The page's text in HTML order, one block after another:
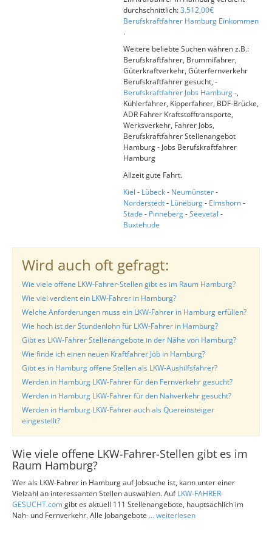
durchschnittlich:3.512,00€
Berufskraftfahrer Hamburg Einkommen
.
Weitere beliebte Suchen währen z.B.:
Berufskraftfahrer, Brummifahrer,
Güterkraftverkehr, Güterfernverkehr
Berufskraftfahrer gesucht, -
Berufskraftfahrer Jobs Hamburg-,
Kühlerfahrer, Kipperfahrer, BDF-Brücke,
ADR Fahrer Kraftstofftransporte,
Werksverkehr, Fahrer Jobs,
Berufskraftfahrer Stellenangebot
Hamburg - Jobs Berufskraftfahrer
Hamburg
Allzeit gute Fahrt.
Kiel - Lübeck- Neumünster-
Norderstedt- Lüneburg- Elmshorn-
Stade - Pinneberg-Seevetal -
Buxtehude
Wird auch oft gefragt:
Wie viele offene LKW-Fahrer-Stellen gibt es im Raum Hamburg?
Wie viel verdient ein LKW-Fahrer in Hamburg?
Welche Anforderungen muss ein LKW-Fahrer in Hamburg erfüllen?
Wie hoch ist der Stundenlohn für LKW-Fahrer in Hamburg?
Gibt es LKW-Fahrer Stellenangebote in der Nähe von Hamburg?
Wie finde ich einen neuen Kraftfahrer Job in Hamburg?
Gibt es in Hamburg offene Stellen als LKW-Aushilfsfahrer?
Werden in Hamburg LKW-Fahrer für den Fernverkehr gesucht?
Werden in Hamburg LKW-Fahrer für den Nahverkehr gesucht?
Werden in Hamburg LKW-Fahrer auch als Quereinsteiger
eingestellt?
Wie viele offene LKW-Fahrer-Stellen gibt es im
Raum Hamburg?
Wer als LKW-Fahrer in Hamburg auf Jobsuche ist, kann unter einer
Vielzahl an interessanten Stellen auswählen. AufLKW-FAHRER-
GESUCHT.comgibt es aktuell 111 Stellenangebote, hauptsächlich im
Nah- und Fernverkehr. Alle Jobangebote ... weiterlesen